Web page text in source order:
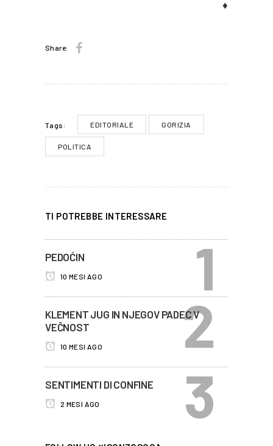
♦
Share:
Tags: EDITORIALE GORIZIA
POLITICA
TI POTREBBE INTERESSARE
PEDOĆIN
10 MESI AGO
KLEMENT JUG IN NJEGOV PADEC V
VEČNOST
10 MESI AGO
SENTIMENTI DI CONFINE
2 MESI AGO